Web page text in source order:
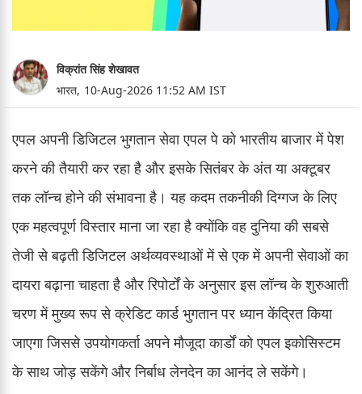
विक्रांत सिंह शेखावत
भारत, 10-Aug-2026 11:52 AM IST
एपल अपनी डिजिटल भुगतान सेवा एपल पे को भारतीय बाजार में पेश
करने की तैयारी कर रहा है और इसके सितंबर के अंत या अक्टूबर
तक लॉन्च होने की संभावना है। यह कदम तकनीकी दिग्गज के लिए
एक महत्वपूर्ण विस्तार माना जा रहा है क्योंकि वह दुनिया की सबसे
तेजी से बढ़ती डिजिटल अर्थव्यवस्थाओं में से एक में अपनी सेवाओं का
दायरा बढ़ाना चाहता है और रिपोर्टों के अनुसार इस लॉन्च के शुरुआती
चरण में मुख्य रूप से क्रेडिट कार्ड भुगतान पर ध्यान केंद्रित किया
जाएगा जिससे उपयोगकर्ता अपने मौजूदा कार्डों को एपल इकोसिस्टम
के साथ जोड़ सकेंगे और निर्बाध लेनदेन का आनंद ले सकेंगे।